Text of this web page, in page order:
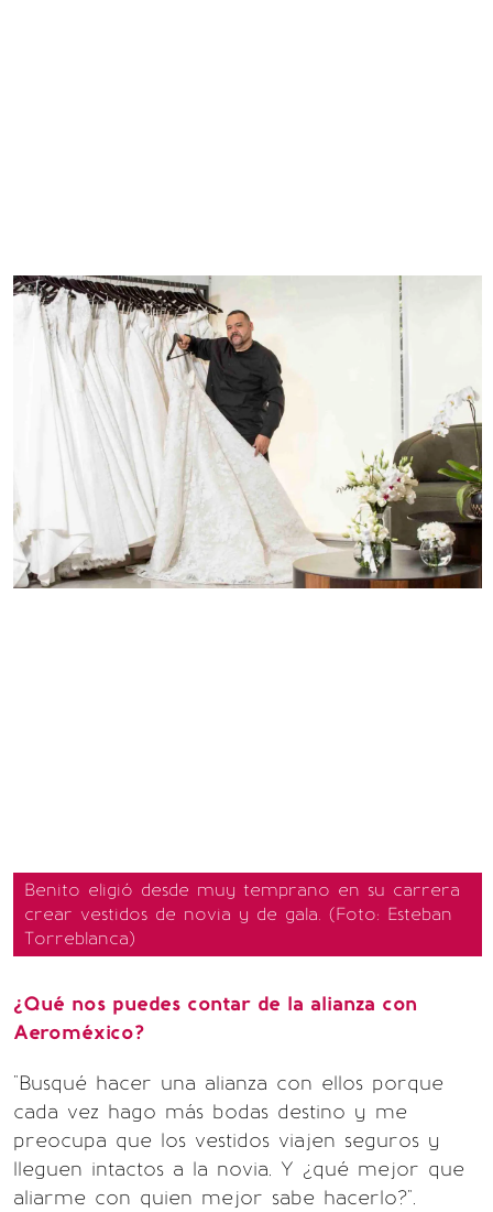
Benito eligió desde muy temprano en su carrera
crear vestidos de novia y de gala. (Foto: Esteban
Torreblanca)
¿Qué nos puedes contar de la alianza con
Aeroméxico?
"Busqué hacer una alianza con ellos porque
cada vez hago más bodas destino y me
preocupa que los vestidos viajen seguros y
lleguen intactos a la novia. Y ¿qué mejor que
aliarme con quien mejor sabe hacerlo?".